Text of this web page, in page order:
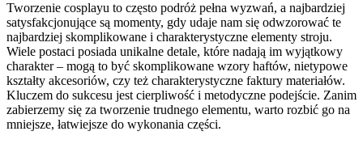
Tworzenie cosplayu to często podróż pełna wyzwań, a najbardziej
satysfakcjonujące są momenty, gdy udaje nam się odwzorować te
najbardziej skomplikowane i charakterystyczne elementy stroju.
Wiele postaci posiada unikalne detale, które nadają im wyjątkowy
charakter – mogą to być skomplikowane wzory haftów, nietypowe
kształty akcesoriów, czy też charakterystyczne faktury materiałów.
Kluczem do sukcesu jest cierpliwość i metodyczne podejście. Zanim
zabierzemy się za tworzenie trudnego elementu, warto rozbić go na
mniejsze, łatwiejsze do wykonania części.